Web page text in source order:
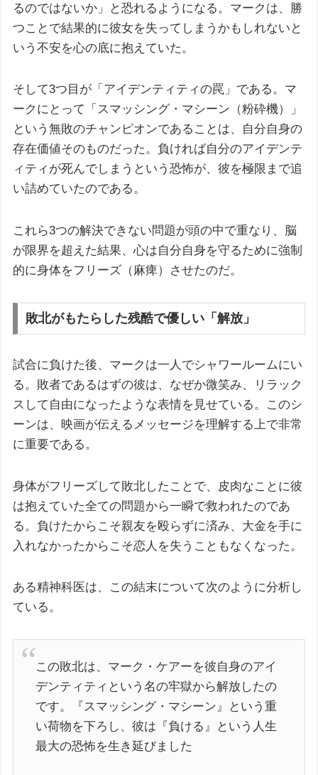
るのではないか」と恐れるようになる。マークは、勝
つことで結果的に彼女を失ってしまうかもしれないと
いう不安を心の底に抱えていた。
そして3つ目が「アイデンティティの罠」である。マ
ークにとって「スマッシング・マシーン（粉砕機）」
という無敗のチャンピオンであることは、自分自身の
存在価値そのものだった。負ければ自分のアイデンテ
ィティが死んでしまうという恐怖が、彼を極限まで追
い詰めていたのである。
これら3つの解決できない問題が頭の中で重なり、脳
が限界を超えた結果、心は自分自身を守るために強制
的に身体をフリーズ（麻痺）させたのだ。
敗北がもたらした残酷で優しい「解放」
試合に負けた後、マークは一人でシャワールームにい
る。敗者であるはずの彼は、なぜか微笑み、リラック
スして自由になったような表情を見せている。このシ
ーンは、映画が伝えるメッセージを理解する上で非常
に重要である。
身体がフリーズして敗北したことで、皮肉なことに彼
は抱えていた全ての問題から一瞬で救われたのであ
る。負けたからこそ親友を殴らずに済み、大金を手に
入れなかったからこそ恋人を失うこともなくなった。
ある精神科医は、この結末について次のように分析し
ている。
この敗北は、マーク・ケアーを彼自身のアイ
デンティティという名の牢獄から解放したの
です。『スマッシング・マシーン』という重
い荷物を下ろし、彼は『負ける』という人生
最大の恐怖を生き延びました